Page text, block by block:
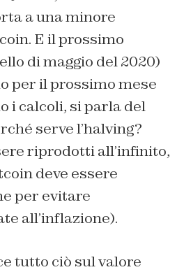
a una minore
E il prossimo
di maggio del 2020)
per il prossimo mese
i calcoli, si parla del
serve l’halving?
riprodotti all’infinito,
deve essere
per evitare
all’inflazione).
tutto ciò sul valore